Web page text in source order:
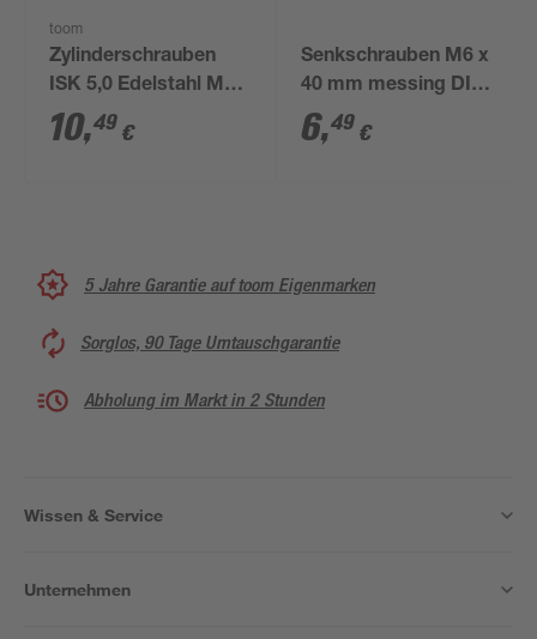
toom
Zylinderschrauben
ISK 5,0 Edelstahl M6
x 60 mm 4 Stück
10,49 €
Senkschrauben M6 x
40 mm messing DIN
963 4 Stück
6,49 €
5 Jahre Garantie auf toom Eigenmarken
Sorglos, 90 Tage Umtauschgarantie
Abholung im Markt in 2 Stunden
Wissen & Service
Unternehmen